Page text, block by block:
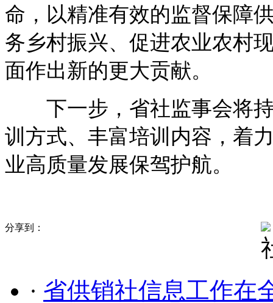
命，以精准有效的监督保障
务乡村振兴、促进农业农村
面作出新的更大贡献。
下一步，省社监事会将持
训方式、丰富培训内容，着
业高质量发展保驾护航。
分享到：
· 省供销社信息工作在